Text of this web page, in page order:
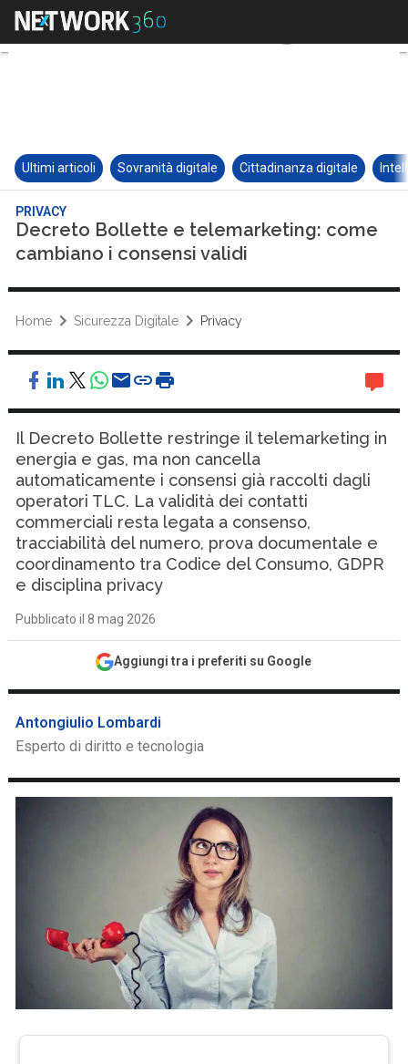
Ultimi articoli Sovranità digitale Cittadinanza digitale
PRIVACY
Decreto Bollette e telemarketing: come
cambiano i consensi validi
Home Sicurezza Digitale Privacy
Il Decreto Bollette restringe il telemarketing in
energia e gas, ma non cancella
automaticamente i consensi già raccolti dagli
operatori TLC. La validità dei contatti
commerciali resta legata a consenso,
tracciabilità del numero, prova documentale e
coordinamento tra Codice del Consumo, GDPR
e disciplina privacy
Pubblicato il 8 mag 2026
Aggiungi tra i preferiti su Google
Antongiulio Lombardi
Esperto di diritto e tecnologia